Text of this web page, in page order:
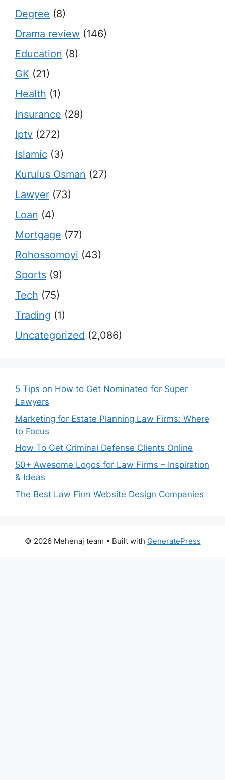
Degree (8)
Drama review (146)
Education (8)
GK (21)
Health (1)
Insurance (28)
Iptv (272)
Islamic (3)
Kurulus Osman (27)
Lawyer (73)
Loan (4)
Mortgage (77)
Rohossomoyi (43)
Sports (9)
Tech (75)
Trading (1)
Uncategorized (2,086)
5 Tips on How to Get Nominated for Super
Lawyers
Marketing for Estate Planning Law Firms: Where
to Focus
How To Get Criminal Defense Clients Online
50+ Awesome Logos for Law Firms – Inspiration
& Ideas
The Best Law Firm Website Design Companies
© 2026 Mehenaj team • Built with GeneratePress